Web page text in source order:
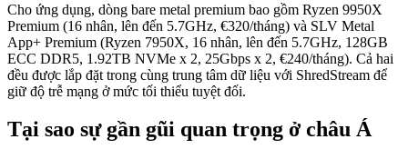
Cho ứng dụng, dòng bare metal premium bao gồm Ryzen 9950X
Premium (16 nhân, lên đến 5.7GHz, €320/tháng) và SLV Metal
App+ Premium (Ryzen 7950X, 16 nhân, lên đến 5.7GHz, 128GB
ECC DDR5, 1.92TB NVMe x 2, 25Gbps x 2, €240/tháng). Cả hai
đều được lắp đặt trong cùng trung tâm dữ liệu với ShredStream để
giữ độ trễ mạng ở mức tối thiểu tuyệt đối.
Tại sao sự gần gũi quan trọng ở châu Á